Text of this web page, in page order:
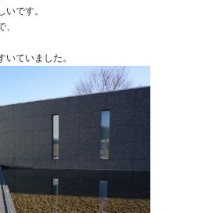
です。
ていました。